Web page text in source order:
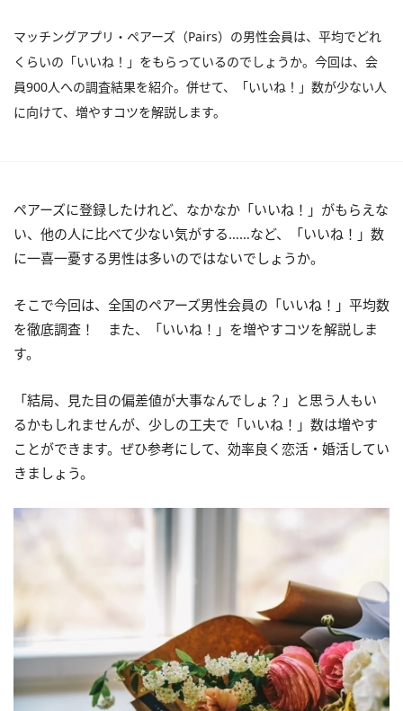
マッチングアプリ・ペアーズ（Pairs）の男性会員は、平均でどれ
くらいの「いいね！」をもらっているのでしょうか。今回は、会
員900人への調査結果を紹介。併せて、「いいね！」数が少ない人
に向けて、増やすコツを解説します。
ペアーズに登録したけれど、なかなか「いいね！」がもらえな
い、他の人に比べて少ない気がする……など、「いいね！」数
に一喜一憂する男性は多いのではないでしょうか。
そこで今回は、全国のペアーズ男性会員の「いいね！」平均数
を徹底調査！ また、「いいね！」を増やすコツを解説しま
す。
「結局、見た目の偏差値が大事なんでしょ？」と思う人もい
るかもしれませんが、少しの工夫で「いいね！」数は増やす
ことができます。ぜひ参考にして、効率良く恋活・婚活してい
きましょう。